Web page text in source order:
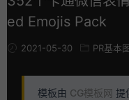
ed Emojis Pack
2021-05-30 PR基本
模板由 CG模板网 提